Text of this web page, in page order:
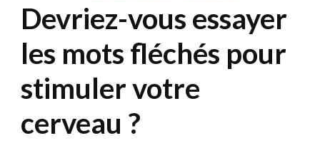
Devriez-vous essayer
les mots fléchés pour
stimuler votre
cerveau ?